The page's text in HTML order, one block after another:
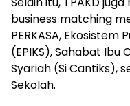
business matching
PERKASA, Ekosistem
(EPIKS), Sahabat Ibu
Syariah (Si Cantiks),
Sekolah.